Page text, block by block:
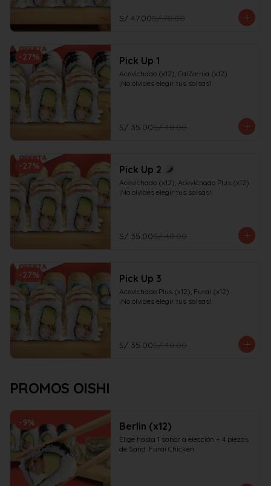
S/ 47.00S/ 78.00
-27% Pick Up 1
Acevichado (x12), California (x12)
¡No olvides elegir tus salsas!
S/ 35.00S/ 48.00
-27% Pick Up 2
Acevichado (x12), Acevichado Plus (x12)
¡No olvides elegir tus salsas!
S/ 35.00S/ 48.00
-27% Pick Up 3
Acevichado Plus (x12), Furai (x12)
¡No olvides elegir tus salsas!
S/ 35.00S/ 48.00
PROMOS OISHI
-9% Berlin (x12)
Elige hasta 1 sabor a elección + 4 piezas
de Sand. Furai Chicken